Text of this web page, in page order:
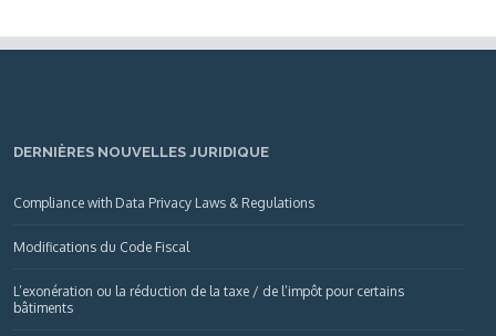
DERNIÈRES NOUVELLES JURIDIQUE
Compliance with Data Privacy Laws & Regulations
Modifications du Code Fiscal
L’exonération ou la réduction de la taxe / de l’impôt pour certains
bâtiments